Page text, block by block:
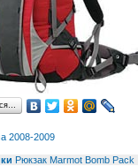
2008-2009
Рюкзак Marmot Bomb Pack